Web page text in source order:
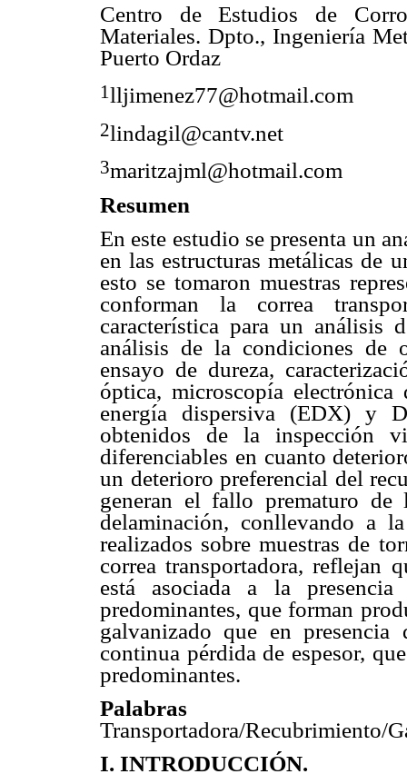
Centro de Estudios de
Materiales. Dpto., Ingeniería
Puerto Ordaz
1lljimenez77@hotmail.com
2lindagil@cantv.net
3maritzajml@hotmail.com
Resumen
En este estudio se presenta un
en las estructuras metálicas de
esto se tomaron muestras
conforman la correa
característica para un análisis
análisis de la condiciones de
ensayo de dureza,
óptica, microscopía
energía dispersiva (EDX) y
obtenidos de la inspección
diferenciables en cuanto
un deterioro preferencial del
generan el fallo prematuro
delaminación, conllevando a
realizados sobre muestras de
correa transportadora, reflejan
está asociada a la
predominantes, que forman
galvanizado que en
continua pérdida de espesor,
predominantes.
Transportadora/Recubrimiento/
I. INTRODUCCIÓN.